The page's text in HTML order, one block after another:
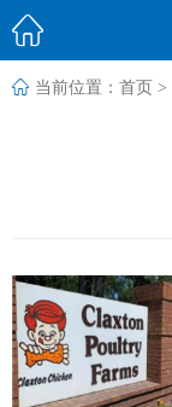

 当前位置： 首页 >